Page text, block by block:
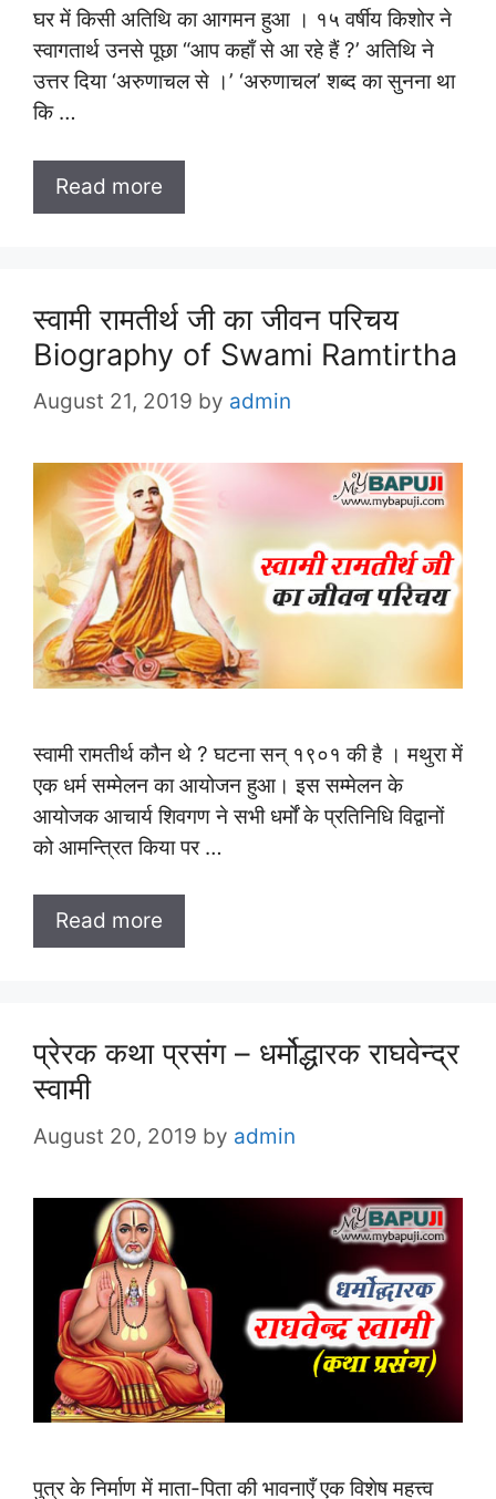
घर में किसी अतिथि का आगमन हुआ । १५ वर्षीय किशोर ने
स्वागतार्थ उनसे पूछा “आप कहाँ से आ रहे हैं ?’ अतिथि ने
उत्तर दिया ‘अरुणाचल से ।’ ‘अरुणाचल’ शब्द का सुनना था
कि …
Read more
स्वामी रामतीर्थ जी का जीवन परिचय
Biography of Swami Ramtirtha
August 21, 2019 by admin
स्वामी रामतीर्थ कौन थे ? घटना सन् १९०१ की है । मथुरा में
एक धर्म सम्मेलन का आयोजन हुआ। इस सम्मेलन के
आयोजक आचार्य शिवगण ने सभी धर्मों के प्रतिनिधि विद्वानों
को आमन्त्रित किया पर …
Read more
प्रेरक कथा प्रसंग – धर्मोद्धारक राघवेन्द्र
स्वामी
August 20, 2019 by admin
पुत्र के निर्माण में माता-पिता की भावनाएँ एक विशेष महत्त्व